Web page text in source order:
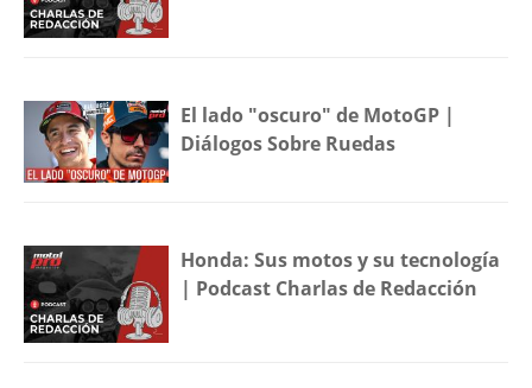
El lado "oscuro" de MotoGP |
Diálogos Sobre Ruedas
Honda: Sus motos y su tecnología
| Podcast Charlas de Redacción